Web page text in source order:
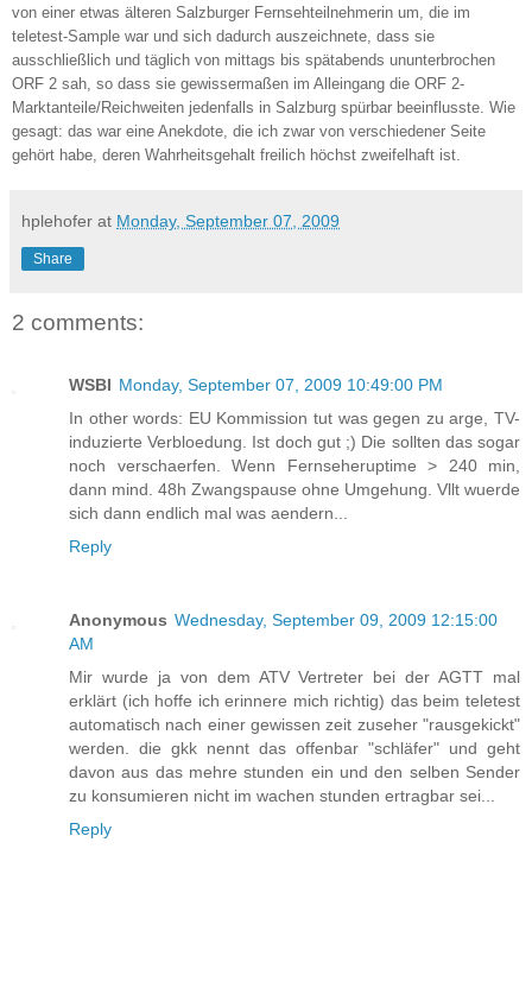
von einer etwas älteren Salzburger Fernsehteilnehmerin um, die im
teletest-Sample war und sich dadurch auszeichnete, dass sie
ausschließlich und täglich von mittags bis spätabends ununterbrochen
ORF 2 sah, so dass sie gewissermaßen im Alleingang die ORF 2-
Marktanteile/Reichweiten jedenfalls in Salzburg spürbar beeinflusste. Wie
gesagt: das war eine Anekdote, die ich zwar von verschiedener Seite
gehört habe, deren Wahrheitsgehalt freilich höchst zweifelhaft ist.
hplehofer at Monday, September 07, 2009
Share
2 comments:
WSBI Monday, September 07, 2009 10:49:00 PM
In other words: EU Kommission tut was gegen zu arge, TV-
induzierte Verbloedung. Ist doch gut ;) Die sollten das sogar
noch verschaerfen. Wenn Fernseheruptime > 240 min,
dann mind. 48h Zwangspause ohne Umgehung. Vllt wuerde
sich dann endlich mal was aendern...
Reply
Anonymous Wednesday, September 09, 2009 12:15:00
AM
Mir wurde ja von dem ATV Vertreter bei der AGTT mal
erklärt (ich hoffe ich erinnere mich richtig) das beim teletest
automatisch nach einer gewissen zeit zuseher "rausgekickt"
werden. die gkk nennt das offenbar "schläfer" und geht
davon aus das mehre stunden ein und den selben Sender
zu konsumieren nicht im wachen stunden ertragbar sei...
Reply